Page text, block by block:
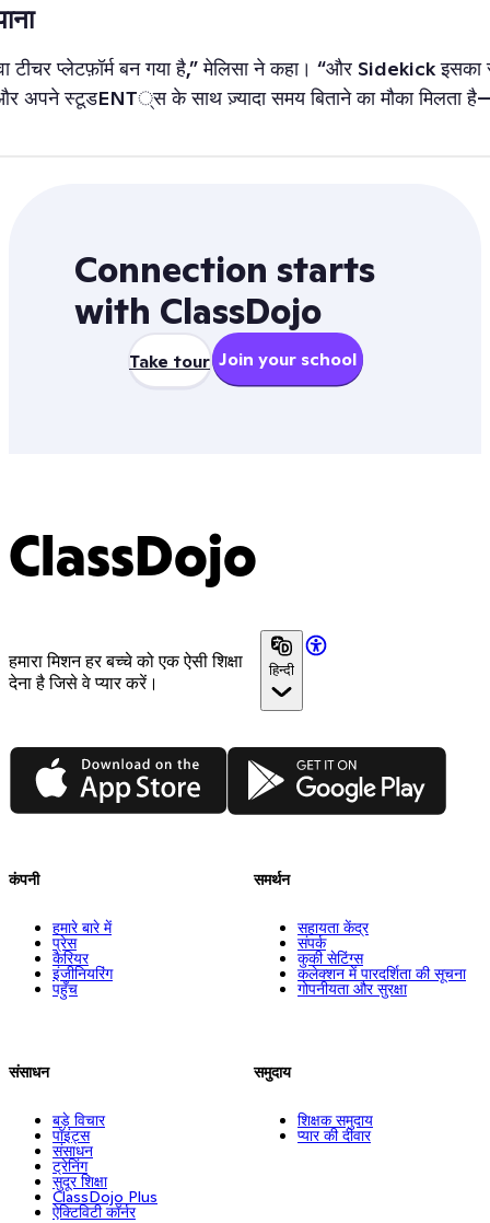
प्लेटफ़ॉर्म बन गया है,” मेलिसा ने कहा। “और Sidekick
अपने स्टूडENT्स के साथ ज़्यादा समय बिताने का मौका मिलता
Connection starts
with ClassDojo
Take tour Join your school
ClassDojo
हमारा मिशन हर बच्चे को एक ऐसी शिक्षा
देना है जिसे वे प्यार करें।
हिन्दी
App Store Google Play
कंपनी
हमारे बारे में
प्रेस
कैरियर
इंजीनियरिंग
पहुँच
संसाधन
बड़े विचार
पॉइंट्स
संसाधन
ट्रेनिंग
सुदूर शिक्षा
ClassDojo Plus
ऐक्टिविटी कॉर्नर
समर्थन
सहायता केंद्र
संपर्क
कुकी सेटिंग्स
कलेक्शन में पारदर्शिता की सूचना
गोपनीयता और सुरक्षा
समुदाय
शिक्षक समुदाय
प्यार की दीवार